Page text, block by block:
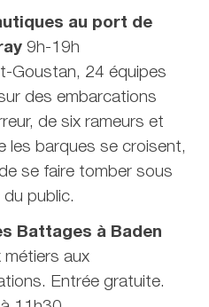
au port de
9h-19h
Goustan, 24 équipes
des embarcations
de six rameurs et
les barques se croisent,
se faire tomber sous
public.
Battages à Baden
métiers aux
Entrée gratuite.